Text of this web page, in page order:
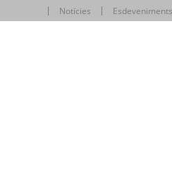
Notícies Esdeveniments